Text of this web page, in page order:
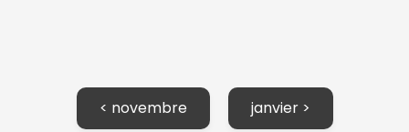
< novembre janvier >